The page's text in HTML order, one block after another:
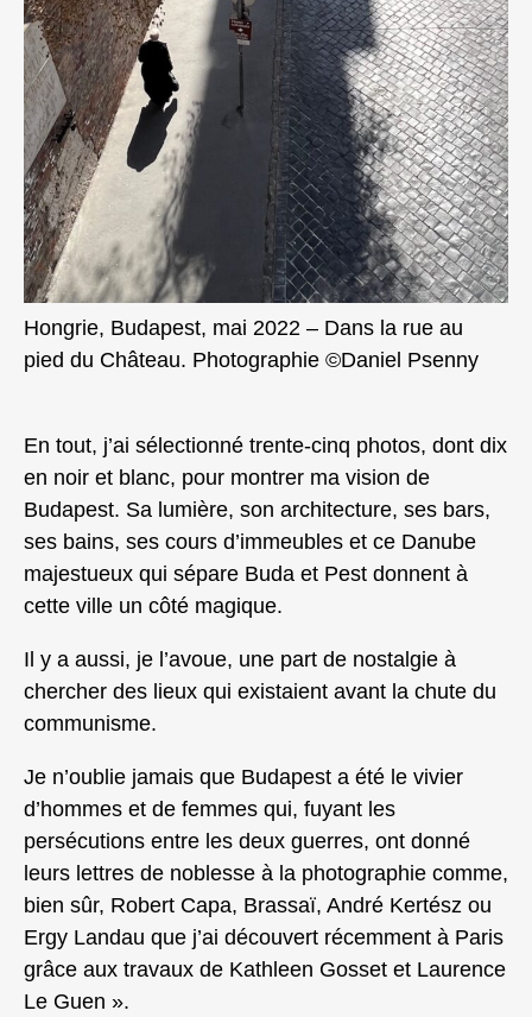
Hongrie, Budapest, mai 2022 – Dans la rue au
pied du Château. Photographie ©Daniel Psenny
En tout, j’ai sélectionné trente-cinq photos, dont dix
en noir et blanc, pour montrer ma vision de
Budapest. Sa lumière, son architecture, ses bars,
ses bains, ses cours d’immeubles et ce Danube
majestueux qui sépare Buda et Pest donnent à
cette ville un côté magique.
Il y a aussi, je l’avoue, une part de nostalgie à
chercher des lieux qui existaient avant la chute du
communisme.
Je n’oublie jamais que Budapest a été le vivier
d’hommes et de femmes qui, fuyant les
persécutions entre les deux guerres, ont donné
leurs lettres de noblesse à la photographie comme,
bien sûr, Robert Capa, Brassaï, André Kertész ou
Ergy Landau que j’ai découvert récemment à Paris
grâce aux travaux de Kathleen Gosset et Laurence
Le Guen ».